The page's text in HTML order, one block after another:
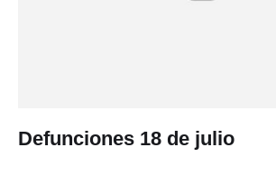
Defunciones 18 de julio